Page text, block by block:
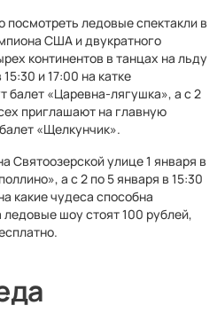
ледовые спектакли в
США и двукратного
континентов в танцах на льду
и 17:00 на катке
балет «Царевна-лягушка», а с 2
приглашают на главную
«Щелкунчик».
Святоозерской улице 1 января в
а с 2 по 5 января в 15:30
какие чудеса способна
шоу стоят 100 рублей,